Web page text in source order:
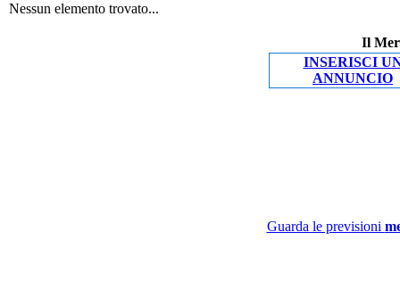
Nessun elemento trovato...
Il
INSERISCI
ANNUNCIO
Guarda le previsioni